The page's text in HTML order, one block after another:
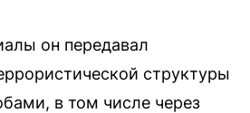
он передавал
структуры
в том числе через